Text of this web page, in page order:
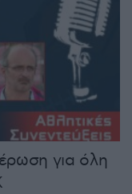
για όλη